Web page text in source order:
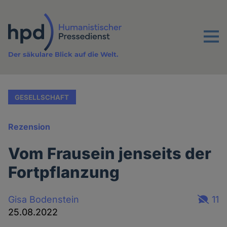
Inhalt
Menu
Der säkulare Blick auf die Welt.
GESELLSCHAFT
Rezension
Vom Frausein jenseits der
Fortpflanzung
Gisa Bodenstein
25.08.2022
11